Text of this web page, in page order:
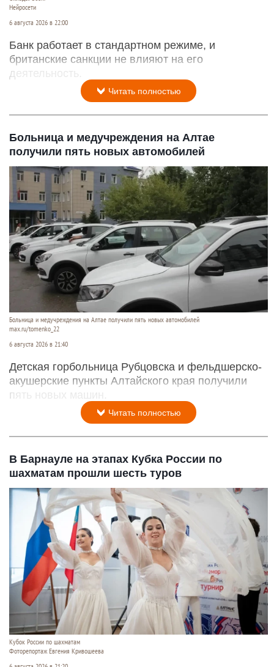
Нейросети
6 августа 2026 в 22:00
Банк работает в стандартном режиме, и
британские санкции не влияют на его
деятельность.
Читать полностью
Больница и медучреждения на Алтае
получили пять новых автомобилей
Больница и медучреждения на Алтае получили пять новых автомобилей
max.ru/tomenko_22
6 августа 2026 в 21:40
Детская горбольница Рубцовска и фельдшерско-
акушерские пункты Алтайского края получили
пять новых машин.
Читать полностью
В Барнауле на этапах Кубка России по
шахматам прошли шесть туров
Кубок России по шахматам
Фоторепортаж Евгения Кривошеева